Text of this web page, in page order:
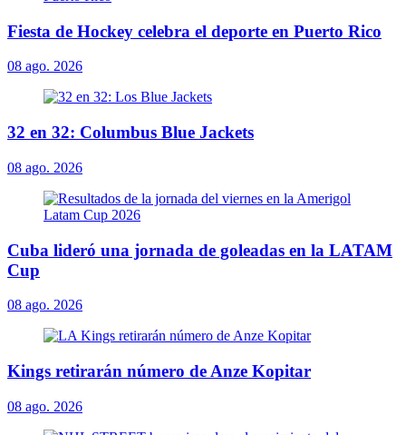
Fiesta de Hockey celebra el deporte en Puerto Rico
08 ago. 2026
32 en 32: Columbus Blue Jackets
08 ago. 2026
Cuba lideró una jornada de goleadas en la LATAM
Cup
08 ago. 2026
Kings retirarán número de Anze Kopitar
08 ago. 2026